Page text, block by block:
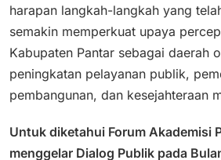
harapan langkah-langkah yang
semakin memperkuat upaya
Kabupaten Pantar sebagai daerah
peningkatan pelayanan publik,
pembangunan, dan kesejahteraan
Untuk diketahui Forum Akademisi
menggelar Dialog Publik pada